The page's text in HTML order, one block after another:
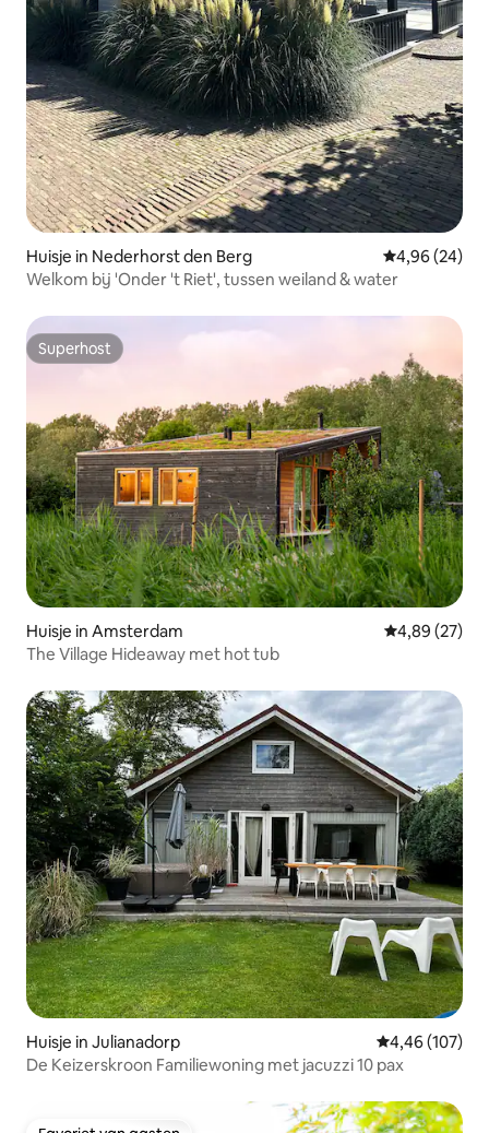
Huisje in Nederhorst den Berg Gemiddelde
4,96 (24)
Welkom bij 'Onder 't Riet', tussen weiland & water
Superhost
Superhost
Huisje in Amsterdam Gemiddelde
4,89 (27)
The Village Hideaway met hot tub
Huisje in Julianadorp Gemiddelde
4,46 (107)
De Keizerskroon Familiewoning met jacuzzi 10 pax